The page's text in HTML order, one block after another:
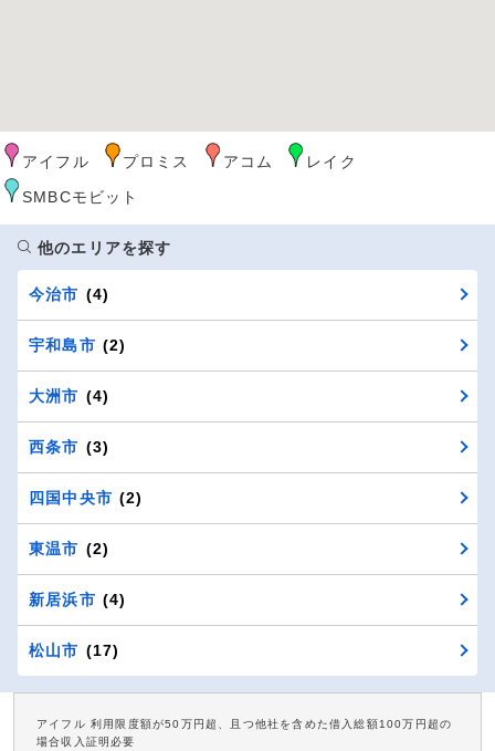
アイフル プロミス アコム
レイク
SMBCモビット
他のエリアを探す
今治市 (4)
宇和島市 (2)
大洲市 (4)
西条市 (3)
四国中央市 (2)
東温市 (2)
新居浜市 (4)
松山市 (17)
アイフル 利用限度額が50万円超、且つ他社を含めた借入総額100万円超の
場合収入証明必要